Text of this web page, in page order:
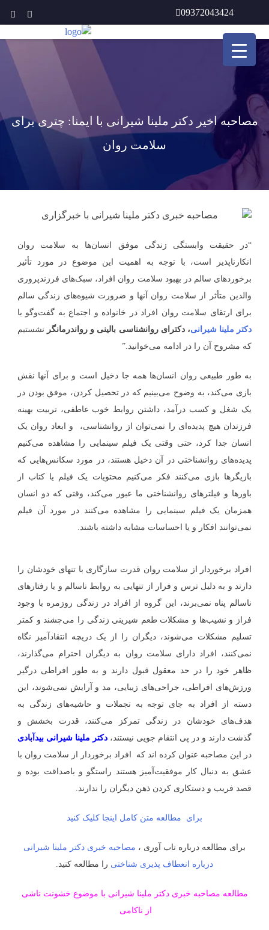
content
09372043424
مصاحبه اخیر دکتر ملینا شیرانی با ایمنا: چتری برای
سلامت روان
“در حقیقت وابستگی زندگی موفق انسان‌ها به سلامت روان
انکارناپذیر است، با توجه به اهمیت این موضوع در مورد تأثیر
برخوردهای سالم در بهبود سلامت روان افراد، سبک‌های فرزندپروری
والدین متأثر از سلامت روان آنها و ضرورت شیوه‌های زندگی سالم
برای ارتقای سلامت روان افراد در خانواده و اجتماع به گفت‌وگو با
دکتر ملینا شیرانی، دکترای روانشناسی بالینی و رواندرمانگر نشستیم
که مشروح آن را در ادامه می‌خوانید.”
به طور طبیعی روان انسان‌ها همه جا دخیل است و برای آنها نقش
بازی می‌کند، به وضوح می‌بینیم که در تحصیل کردن، موفق بودن در
یک شغل و کسب درآمد، داشتن روابط خوب عاطفی، تربیت بهینه
فرزندان هیچ پدیده‌ای را نمی‌توان از روانشناسی، و ابعاد روان یک
انسان جدا کرد، حتی وقتی یک فیلم سینمایی را مشاهده می‌کنیم
پدیده‌های روانشناختی در آن دخیل هستند، در مورد سکانس‌هایی که
بازیگرها بازی می‌کنند فکر می‌کنیم محتویات یک فیلم یا کتاب از
باورها و فیلترهای روانشناختی ما عبور می‌کند، وقتی که دو انسان
همزمان یک فیلم سینمایی را مشاهده می‌کنند در مورد آن فیلم
نمی‌توانند افکار و یا احساسات مشابه داشته باشند.
افراد برخوردار از سلامت روان قدرت سازگاری با تنهای خودشان را
دارند و به دلیل ترس و فرار از تنهایی به روابط ناسالم و یا رفتارهای
ناسالم پناه نمی‌برند، این گروه از افراد در زندگی روزمره با وجود
فراز و نشیب‌ها و مشکلات طعم شیرینی زندگی را می‌چشند و کمتر
تسلیم مشکلات می‌شوند، دیگران را از یک دریچه انتقادآمیز نگاه
نمی‌کنند، افراد دارای سلامت روان به دیگران احترام می‌گذارند،
ظاهر خود را در حد معقول قبول دارند و به طور افراطی درگیر
ورزش‌های افراطی، جراحی‌های زیبایی، مد و آرایش نمی‌شوند، این
دسته از افراد به جای توجه به تجملات و حاشیه‌های زندگی به
هدف‌های خودشان در زندگی تمرکز می‌کنند، قدرت بخشش و
گذشت دارند و در پی انتقام جویی نیستند، دکتر ملینا شیرانی بیدآبادی
در این مصاحبه عنوان کرده اند که افراد برخوردار از سلامت روان با
عشق به دنبال کار موفقیت‌آمیز هستند راستگو و باصداقت بوده و
قصد فریب و دستکاری کردن ذهن دیگران را ندارند.
برای مطالعه متن کامل اینجا کلیک کنید
برای مطالعه درباره تاب آوری ، مصاحبه خبری دکتر ملینا شیرانی
درباره انعطاف پذیری شناختی را مطالعه کنید.
مطالعه مصاحبه خبری دکتر ملینا شیرانی با موضوع خشونت ناشی
از ناکامی